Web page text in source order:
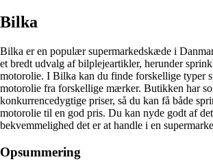
Bilka
Bilka er en populær supermarkedskæde i
et bredt udvalg af bilplejeartikler, herunder
motorolie. I Bilka kan du finde forskellige typer
motorolie fra forskellige mærker. Butikken har
konkurrencedygtige priser, så du kan få både
motorolie til en god pris. Du kan nyde godt af
bekvemmelighed det er at handle i en
Opsummering